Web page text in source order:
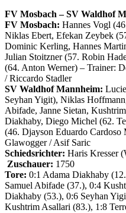
FV Mosbach – SV Waldhof
FV Mosbach: Hannes Vogl
Niklas Ebert, Efekan Zeybek
Dominic Kerling, Hannes
Julian Stoitzner (57. Robin
(64. Anton Werner) – Trainer:
/ Riccardo Stadler
SV Waldhof Mannheim:
Seyhan Yigit), Niklas
Abifade, Janne Sietan,
Diakhaby, Diego Michel (62.
(46. Djayson Eduardo
Glawogger / Asif Saric
Schiedsrichter: Haris Kresser
Zuschauer: 1750
Tore: 0:1 Adama Diakhaby
Samuel Abifade (37.), 0:4
Diakhaby (53.), 0:6 Seyhan
Kushtrim Asallari (83.), 1:8